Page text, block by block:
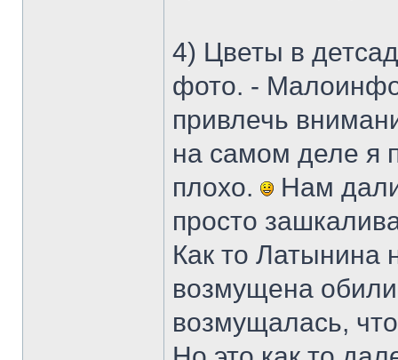
4) Цветы в
фото. -
привлечь
на самом деле я
плохо.
Нам
просто
Как то Латынина
возмущена
возмущалась,